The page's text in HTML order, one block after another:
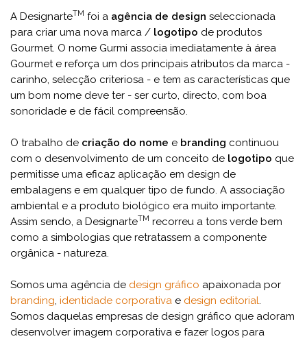
A DesignarteTM foi a agência de design seleccionada
para criar uma nova marca / logotipo de produtos
Gourmet. O nome Gurmi associa imediatamente à área
Gourmet e reforça um dos principais atributos da marca -
carinho, selecção criteriosa - e tem as características que
um bom nome deve ter - ser curto, directo, com boa
sonoridade e de fácil compreensão.
O trabalho de criação do nome e branding continuou
com o desenvolvimento de um conceito de logotipo que
permitisse uma eficaz aplicação em design de
embalagens e em qualquer tipo de fundo. A associação
ambiental e a produto biológico era muito importante.
Assim sendo, a DesignarteTM recorreu a tons verde bem
como a simbologias que retratassem a componente
orgânica - natureza.
Somos uma agência de design gráfico apaixonada por
branding, identidade corporativa e design editorial.
Somos daquelas empresas de design gráfico que adoram
desenvolver imagem corporativa e fazer logos para